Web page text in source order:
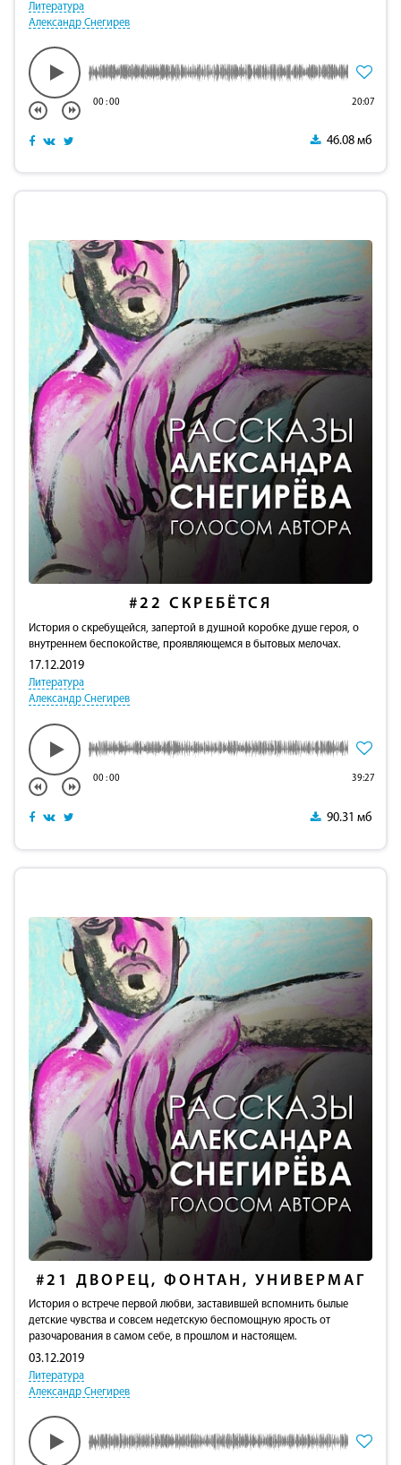
Литература
Александр Снегирев
00:00 20:07
46.08 мб
#22 СКРЕБЁТСЯ
История о скребущейся, запертой в душной коробке душе героя, о
внутреннем беспокойстве, проявляющемся в бытовых мелочах.
17.12.2019
Литература
Александр Снегирев
00:00 39:27
90.31 мб
#21 ДВОРЕЦ, ФОНТАН, УНИВЕРМАГ
История о встрече первой любви, заставившей вспомнить былые
детские чувства и совсем недетскую беспомощную ярость от
разочарования в самом себе, в прошлом и настоящем.
03.12.2019
Литература
Александр Снегирев